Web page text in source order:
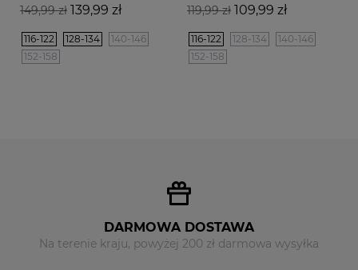
Cena
149,99 zł Cena
139,99 zł
116-122 128-134
140-146
152-158
Cena
119,99 zł Cena
109,99 zł
116-122 128-134
140-146
152-158
DARMOWA DOSTAWA
Na terenie kraju, powyżej 200 zł darmowa wysyłka